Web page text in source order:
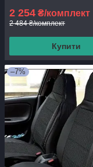
2 254 ₴/комплект
2 484 ₴/комплект
Купити
–7%